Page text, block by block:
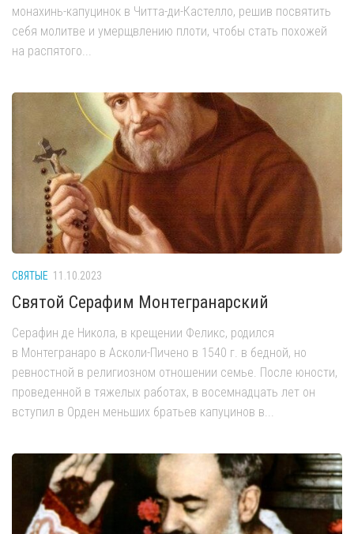
монахинь-капуцинок в Читта-ди-Кастелло, решив посвятить
себя молитве и умерщвлению плоти, чтобы стать похожей
на распятого...
СВЯТЫЕ 11.10.2023
Святой Серафим Монтегранарский
Серафин де Никола, в крещении Феликс, родился
в Монтегранаро в Асколи-Пичено в 1540 г. в бедной, но
ревностной в религиозном отношении семье. После юности,
проведенной в тяжелых работах, в восемнадцать лет он
вступил в Орден меньших братьев капуцинов в...